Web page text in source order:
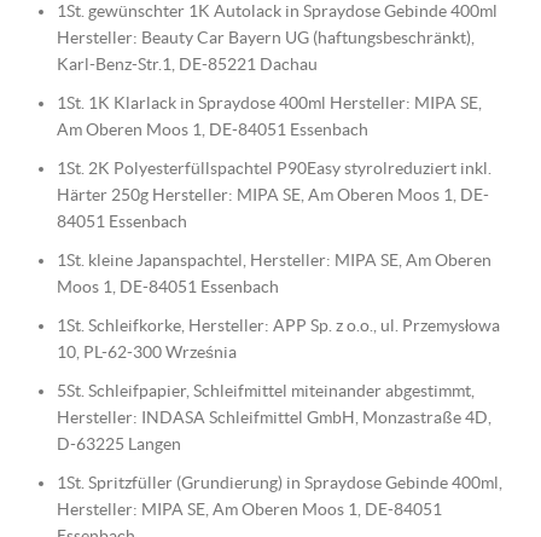
1St. gewünschter 1K Autolack in Spraydose Gebinde 400ml
Hersteller: Beauty Car Bayern UG (haftungsbeschränkt),
Karl-Benz-Str.1, DE-85221 Dachau
1St. 1K Klarlack in Spraydose 400ml Hersteller: MIPA SE,
Am Oberen Moos 1, DE-84051 Essenbach
1St. 2K Polyesterfüllspachtel P90Easy styrolreduziert inkl.
Härter 250g Hersteller: MIPA SE, Am Oberen Moos 1, DE-
84051 Essenbach
1St. kleine Japanspachtel, Hersteller: MIPA SE, Am Oberen
Moos 1, DE-84051 Essenbach
1St. Schleifkorke, Hersteller: APP Sp. z o.o., ul. Przemysłowa
10, PL-62-300 Września
5St. Schleifpapier, Schleifmittel miteinander abgestimmt,
Hersteller: INDASA Schleifmittel GmbH, Monzastraße 4D,
D-63225 Langen
1St. Spritzfüller (Grundierung) in Spraydose Gebinde 400ml,
Hersteller: MIPA SE, Am Oberen Moos 1, DE-84051